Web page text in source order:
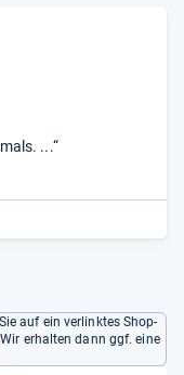
...“
auf ein verlinktes Shop-
erhalten dann ggf. eine